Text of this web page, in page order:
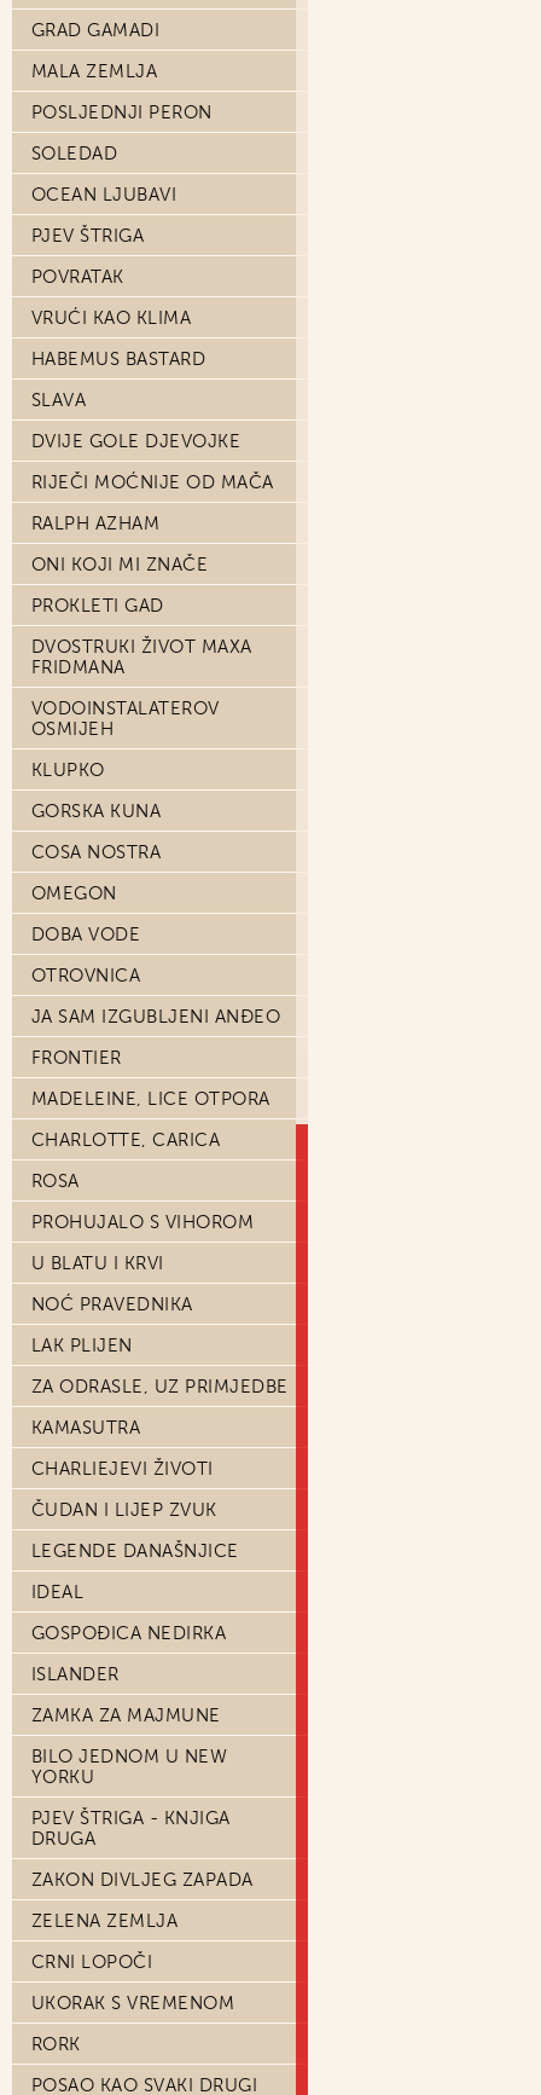
GRAD GAMADI
MALA ZEMLJA
POSLJEDNJI PERON
SOLEDAD
OCEAN LJUBAVI
PJEV ŠTRIGA
POVRATAK
VRUĆI KAO KLIMA
HABEMUS BASTARD
SLAVA
DVIJE GOLE DJEVOJKE
RIJEČI MOĆNIJE OD MAČA
RALPH AZHAM
ONI KOJI MI ZNAČE
PROKLETI GAD
DVOSTRUKI ŽIVOT MAXA
FRIDMANA
VODOINSTALATEROV
OSMIJEH
KLUPKO
GORSKA KUNA
COSA NOSTRA
OMEGON
DOBA VODE
OTROVNICA
JA SAM IZGUBLJENI ANĐEO
FRONTIER
MADELEINE, LICE OTPORA
CHARLOTTE, CARICA
ROSA
PROHUJALO S VIHOROM
U BLATU I KRVI
NOĆ PRAVEDNIKA
LAK PLIJEN
ZA ODRASLE, UZ PRIMJEDBE
KAMASUTRA
CHARLIEJEVI ŽIVOTI
ČUDAN I LIJEP ZVUK
LEGENDE DANAŠNJICE
IDEAL
GOSPOĐICA NEDIRKA
ISLANDER
ZAMKA ZA MAJMUNE
BILO JEDNOM U NEW
YORKU
PJEV ŠTRIGA - KNJIGA
DRUGA
ZAKON DIVLJEG ZAPADA
ZELENA ZEMLJA
CRNI LOPOČI
UKORAK S VREMENOM
RORK
POSAO KAO SVAKI DRUGI